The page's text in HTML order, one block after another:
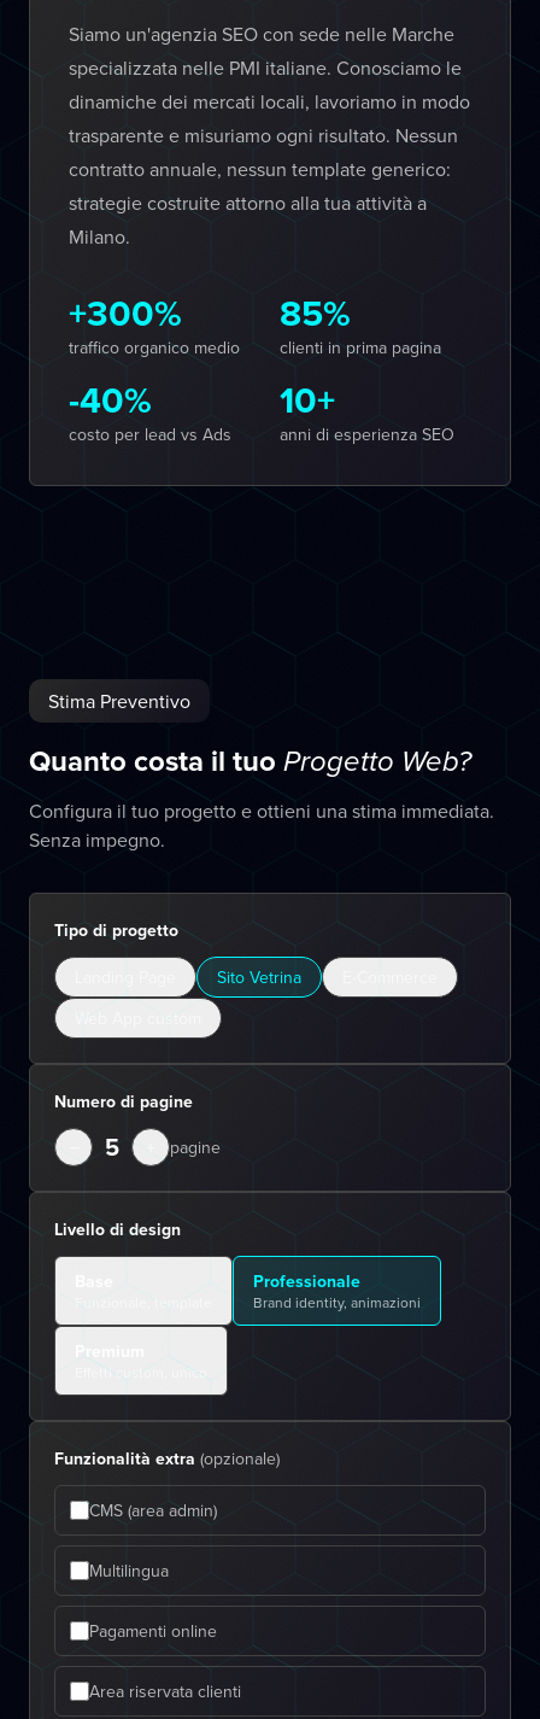
Siamo un'agenzia SEO con sede nelle Marche
specializzata nelle PMI italiane. Conosciamo le
dinamiche dei mercati locali, lavoriamo in modo
trasparente e misuriamo ogni risultato. Nessun
contratto annuale, nessun template generico:
strategie costruite attorno alla tua attività a
Milano.
+300%
traffico organico medio
85%
clienti in prima pagina
-40%
costo per lead vs Ads
10+
anni di esperienza SEO
Stima Preventivo
Quanto costa il tuo Progetto Web?
Configura il tuo progetto e ottieni una stima immediata.
Senza impegno.
Tipo di progetto
Sito Vetrina
Web App custom
Numero di pagine
5 pagine
Livello di design
Funzionale, template
Professionale
Brand identity, animazioni
Premium
Effetti custom, unico
Funzionalità extra (opzionale)
CMS (area admin)
Multilingua
Pagamenti online
Area riservata clienti